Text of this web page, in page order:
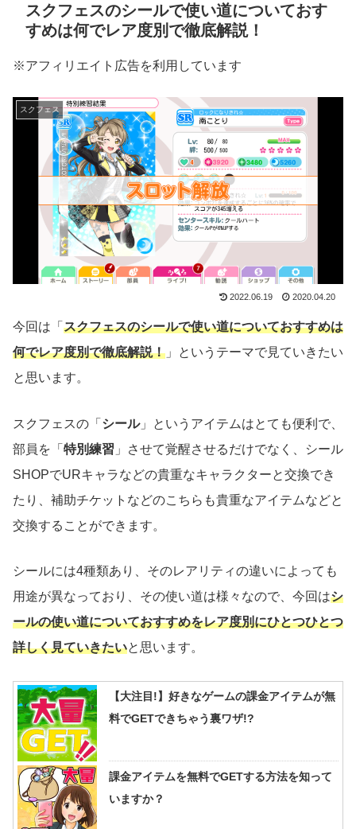
スクフェスのシールで使い道についておす
すめは何でレア度別で徹底解説！
※アフィリエイト広告を利用しています
スクフェス
2022.06.19 2020.04.20
今回は「 スクフェスのシールで使い道についておすすめは
何でレア度別で徹底解説！ 」というテーマで見ていきたい
と思います。
スクフェスの「 シール」というアイテムはとても便利で、
部員を「 特別練習 」させて覚醒させるだけでなく、シール
SHOPでURキャラなどの貴重なキャラクターと交換でき
たり、補助チケットなどのこちらも貴重なアイテムなどと
交換することができます。
シールには4種類あり、そのレアリティの違いによっても
用途が異なっており、その使い道は様々なので、今回はシ
ールの使い道についておすすめをレア度別にひとつひとつ
詳しく見ていきたいと思います。
【大注目!】好きなゲームの課金アイテムが無
料でGETできちゃう裏ワザ!?
課金アイテムを無料でGETする方法を知って
いますか？